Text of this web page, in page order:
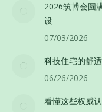
2026筑博会圆
设
07/03/2026
科技住宅的舒
06/26/2026
看懂这些权威